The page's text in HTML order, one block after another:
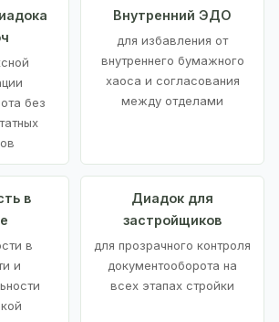
без
Внутренний ЭДО
для избавления от
внутреннего бумажного
хаоса и согласования
между отделами
в
в
и
Диадок для
застройщиков
для прозрачного контроля
документооборота на
всех этапах стройки